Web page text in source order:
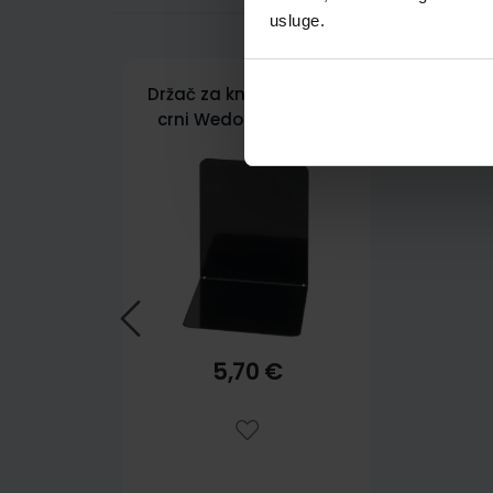
usluge.
Držač za knjige metalni
crni Wedo 14,0 x 12,0 x
5,70 €